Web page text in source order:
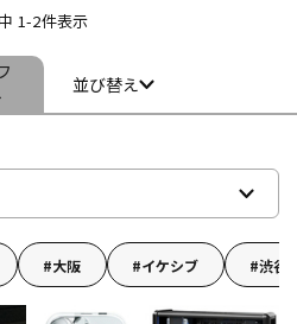
パーカッション
その他楽器
1-2件表示
並び替え
大阪 イケシブ 渋谷